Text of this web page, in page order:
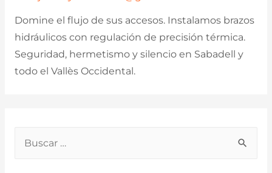
Domine el flujo de sus accesos. Instalamos brazos
hidráulicos con regulación de precisión térmica.
Seguridad, hermetismo y silencio en Sabadell y
todo el Vallès Occidental.